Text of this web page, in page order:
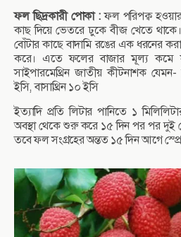
ফল ছিদ্রকারী পোকা :ফল পরিপক্ব
কাছ দিয়ে ভেতরে ঢুকে বীজ খেতে
বোঁটার কাছে বাদামি রঙের এক ধরনের
করে। এতে ফলের বাজার মূল্য কমে
সাইপারমেথ্রিন জাতীয় কীটনাশক
ইসি, বাসাথ্রিন ১০ ইসি
ইত্যাদি প্রতি লিটার পানিতে ১
অবস্থা থেকে শুরু করে ১৫ দিন পর পর দুই
তবে ফল সংগ্রহের অন্তত ১৫ দিন আগে